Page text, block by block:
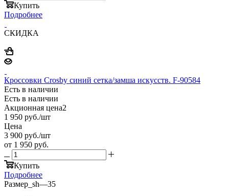
Купить
Подробнее
СКИДКА
Кроссовки Crosby синий сетка/замша искусств. F-90584
Есть в наличии
Есть в наличии
Акционная цена2
1 950 руб./шт
Цена
3 900 руб./шт
от 1 950 руб.
Купить
Подробнее
Размер_sh—35